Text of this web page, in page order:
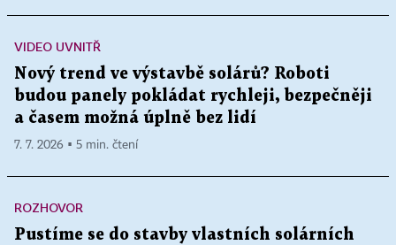
VIDEO UVNITŘ
Nový trend ve výstavbě solárů? Roboti
budou panely pokládat rychleji, bezpečněji
a časem možná úplně bez lidí
7. 7. 2026 ▪ 5 min. čtení
ROZHOVOR
Pustíme se do stavby vlastních solárních